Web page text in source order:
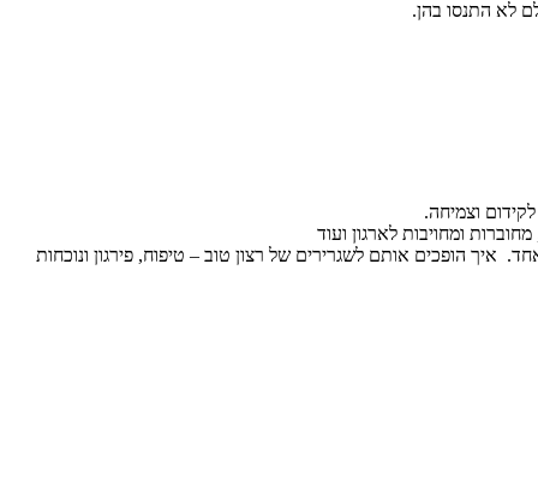
לא התנסו בהן.
וצמיחה.
ומחויבות לארגון ועוד
הופכים אותם לשגרירים של רצון טוב – טיפוח, פירגון ונוכחות